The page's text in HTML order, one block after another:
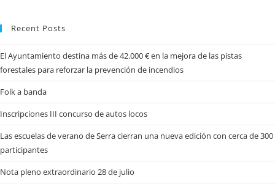
Recent Posts
El Ayuntamiento destina más de 42.000 € en la mejora de las pistas
forestales para reforzar la prevención de incendios
Folk a banda
Inscripciones III concurso de autos locos
Las escuelas de verano de Serra cierran una nueva edición con cerca de 300
participantes
Nota pleno extraordinario 28 de julio